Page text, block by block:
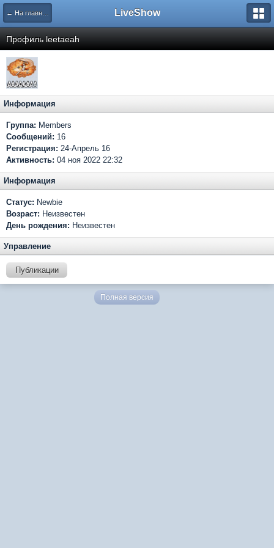
← На главную LiveShow
Профиль leetaeah
Информация
Группа: Members
Сообщений: 16
Регистрация: 24-Апрель 16
Активность: 04 ноя 2022 22:32
Информация
Статус: Newbie
Возраст: Неизвестен
День рождения: Неизвестен
Управление
Публикации
Полная версия